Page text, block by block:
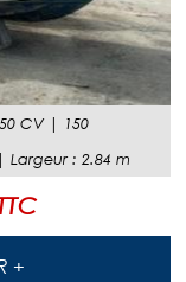
CV|
150
Largeur: 2.84 m
+